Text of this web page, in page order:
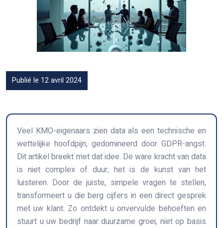
Publié le 12 avril 2024
Veel KMO-eigenaars zien data als een technische en
wettelijke hoofdpijn, gedomineerd door GDPR-angst.
Dit artikel breekt met dat idee. De ware kracht van data
is niet complex of duur; het is de kunst van het
luisteren. Door de juiste, simpele vragen te stellen,
transformeert u die berg cijfers in een direct gesprek
met uw klant. Zo ontdekt u onvervulde behoeften en
stuurt u uw bedrijf naar duurzame groei, niet op basis